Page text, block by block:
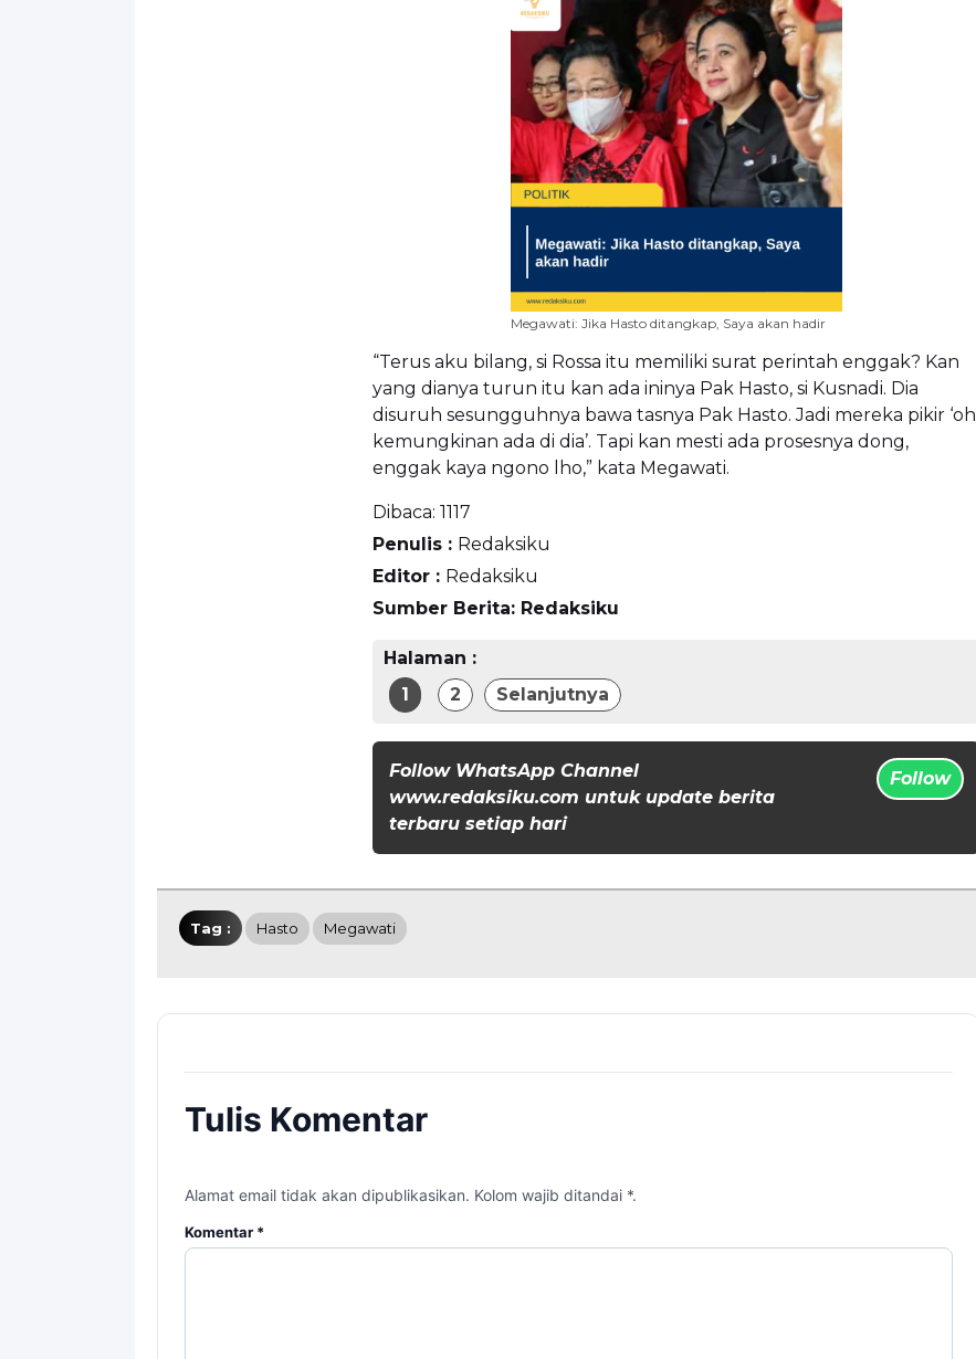
Megawati: Jika Hasto ditangkap, Saya akan hadir
“Terus aku bilang, si Rossa itu memiliki surat perintah enggak? Kan
yang dianya turun itu kan ada ininya Pak Hasto, si Kusnadi. Dia
disuruh sesungguhnya bawa tasnya Pak Hasto. Jadi mereka pikir ‘oh
kemungkinan ada di dia’. Tapi kan mesti ada prosesnya dong,
enggak kaya ngono lho,” kata Megawati.
Dibaca: 1117
Penulis : Redaksiku
Editor : Redaksiku
Sumber Berita: Redaksiku
Halaman :
1
2 Selanjutnya
Follow WhatsApp Channel
www.redaksiku.com untuk update berita
terbaru setiap hari
Follow
Tag : Hasto Megawati
Tulis Komentar
Alamat email tidak akan dipublikasikan. Kolom wajib ditandai *.
Komentar *